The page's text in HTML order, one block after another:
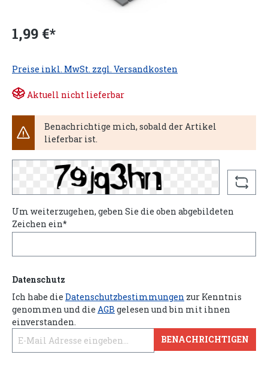
1,99 €*
Preise inkl. MwSt. zzgl. Versandkosten
Aktuell nicht lieferbar
Benachrichtige mich, sobald der Artikel
lieferbar ist.
Um weiterzugehen, geben Sie die oben abgebildeten
Zeichen ein*
Datenschutz
Ich habe die Datenschutzbestimmungen zur Kenntnis
genommen und die AGB gelesen und bin mit ihnen
einverstanden.
BENACHRICHTIGEN